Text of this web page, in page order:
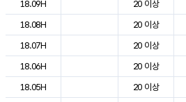
18.09H
20 이상
18.08H
20 이상
18.07H
20 이상
18.06H
20 이상
18.05H
20 이상